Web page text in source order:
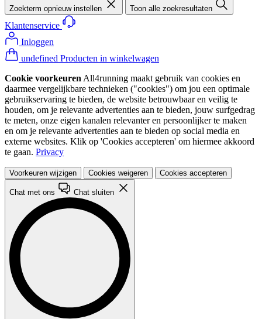
Zoekterm opnieuw instellen Toon alle zoekresultaten
Klantenservice
Inloggen
undefined Producten in winkelwagen
Cookie voorkeuren All4running maakt gebruik van cookies en
daarmee vergelijkbare technieken ("cookies") om jou een optimale
gebruikservaring te bieden, de website betrouwbaar en veilig te
houden, om je relevante advertenties aan te bieden, jouw surfgedrag
te meten, onze eigen kanalen relevanter en persoonlijker te maken
en om je relevante advertenties aan te bieden op social media en
externe websites. Klik op 'Cookies accepteren' om hiermee akkoord
te gaan. Privacy
Voorkeuren wijzigen Cookies weigeren Cookies accepteren
Chat met ons Chat sluiten